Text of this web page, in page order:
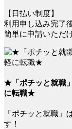
【日払い制度】
利用申し込み完了
簡単に申請いただ
★「ポチッと就職
に転職★
「ポチッと就職」
す！